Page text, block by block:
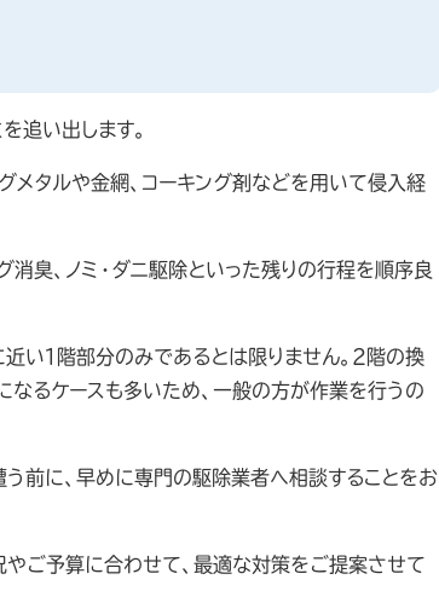
追い出します。
メタルや金網、コーキング剤などを用いて侵入経
消臭、ノミ・ダニ駆除といった残りの行程を順序良
い１階部分のみであるとは限りません。２階の換
るケースも多いため、一般の方が作業を行うの
前に、早めに専門の駆除業者へ相談することをお
やご予算に合わせて、最適な対策をご提案させて